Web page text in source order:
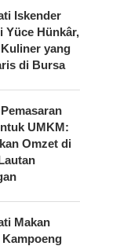
Iskender
Yüce Hünkâr,
yang
di Bursa
UMKM:
Omzet di
Makan